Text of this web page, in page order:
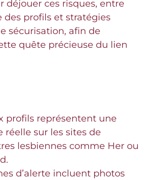
déjouer ces risques, entre
des profils et stratégies
sécurisation, afin de
quête précieuse du lien
profils représentent une
réelle sur les sites de
lesbiennes comme Her ou
d’alerte incluent photos